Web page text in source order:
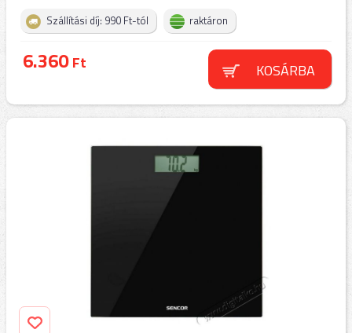
Szállítási díj: 990 Ft-tól raktáron
6.360Ft KOSÁRBA